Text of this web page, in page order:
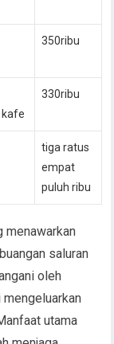
350ribu
330ribu
tiga ratus
empat
puluh ribu
menawarkan
saluran
oleh
utama